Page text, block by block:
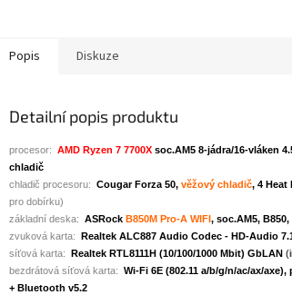
Popis Diskuze
Detailní popis produktu
procesor: AMD Ryzen 7 7700X soc.AM5 8-jádra/16-vláken
chladič
chladič procesoru: Cougar Forza 50, věžový chladič, 4 Heat
pro dobírku)
základní deska: ASRock B850M Pro-A WIFI, soc.AM5, B850,
zvuková karta: Realtek ALC887 Audio Codec - HD-Audio
síťová karta: Realtek RTL8111H (10/100/1000 Mbit) GbLAN
bezdrátová síťová karta: Wi-Fi 6E (802.11 a/b/g/n/ac/ax/
+ Bluetooth v5.2